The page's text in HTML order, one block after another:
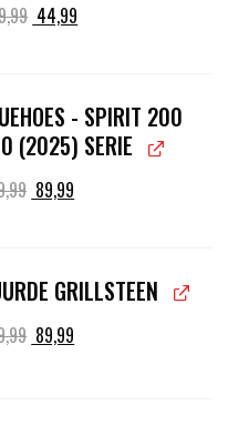
Oorspronkelijke
prijs
44,99
prijs
- SPIRIT 200
(2025) SERIE
Oorspronkelijke
prijs
89,99
prijs
GRILLSTEEN
Oorspronkelijke
prijs
89,99
prijs